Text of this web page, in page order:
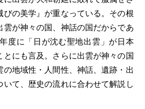
びの美学』が重なっている。その根
雲が神々の国、神話の国だからであ
度に「日が沈む聖地出雲」が日本
とにも言及。さらに出雲が神々の国
の地域性・人間性、神話、遺跡・出
いて、歴史の流れに合わせて解説し